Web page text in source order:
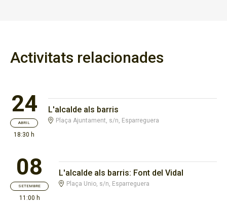
Activitats relacionades
24
ABRIL
18:30 h
L'alcalde als barris
Plaça Ajuntament, s/n, Esparreguera
08
SETEMBRE
11:00 h
L'alcalde als barris: Font del Vidal
Plaça Unio, s/n, Esparreguera